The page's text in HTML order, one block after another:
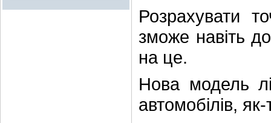
Розрахувати
зможе навіть
на це.
Нова модель
автомобілів, як-